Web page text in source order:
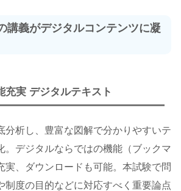
講義がデジタルコンテンツに凝
充実 デジタルテキスト
分析し、豊富な図解で分かりやすいテ
。デジタルならではの機能（ブックマ
実、ダウンロードも可能。本試験で問
制度の目的などに対応すべく重要論点